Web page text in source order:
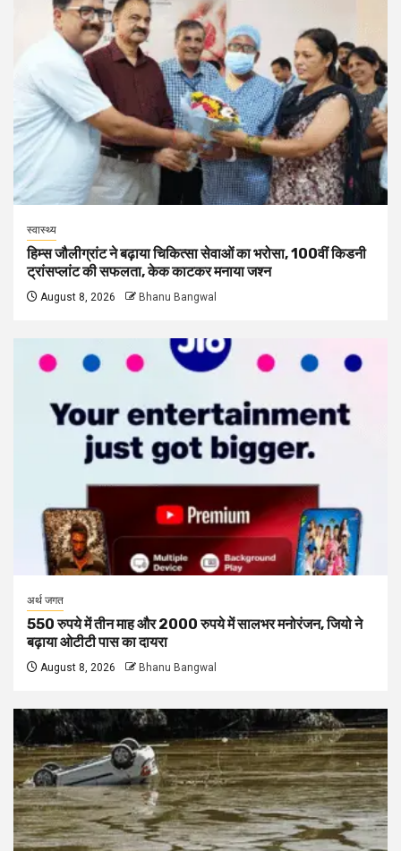
स्वास्थ्य
हिम्स जौलीग्रांट ने बढ़ाया चिकित्सा सेवाओं का भरोसा, 100वीं किडनी
ट्रांसप्लांट की सफलता, केक काटकर मनाया जश्न
August 8, 2026 Bhanu Bangwal
अर्थ जगत
550 रुपये में तीन माह और 2000 रुपये में सालभर मनोरंजन, जियो ने
बढ़ाया ओटीटी पास का दायरा
August 8, 2026 Bhanu Bangwal